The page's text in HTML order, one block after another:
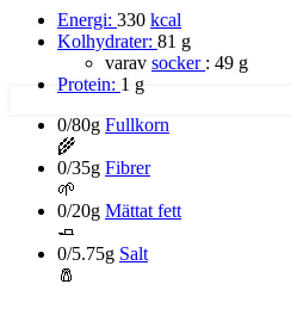
Energi: 330 kcal
Kolhydrater: 81 g
varav socker : 49 g
Protein: 1 g
0/80g Fullkorn
🌾
0/35g Fibrer
🌱
0/20g Mättat fett
🧈
0/5.75g Salt
🧂